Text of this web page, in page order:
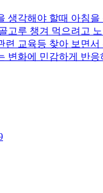
생각해야 할때 아침을
고루 챙겨 먹으려고
련 교육등 찾아 보면서
변화에 민감하게 반